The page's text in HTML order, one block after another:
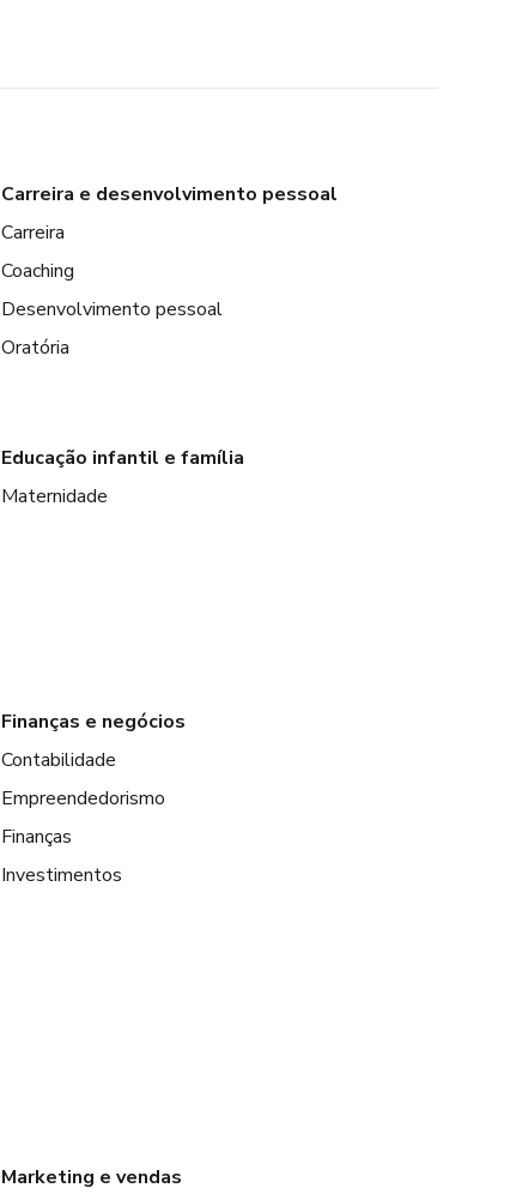
Carreira e desenvolvimento pessoal
Carreira
Coaching
Desenvolvimento pessoal
Oratória
Educação infantil e família
Maternidade
Finanças e negócios
Contabilidade
Empreendedorismo
Finanças
Investimentos
Marketing e vendas